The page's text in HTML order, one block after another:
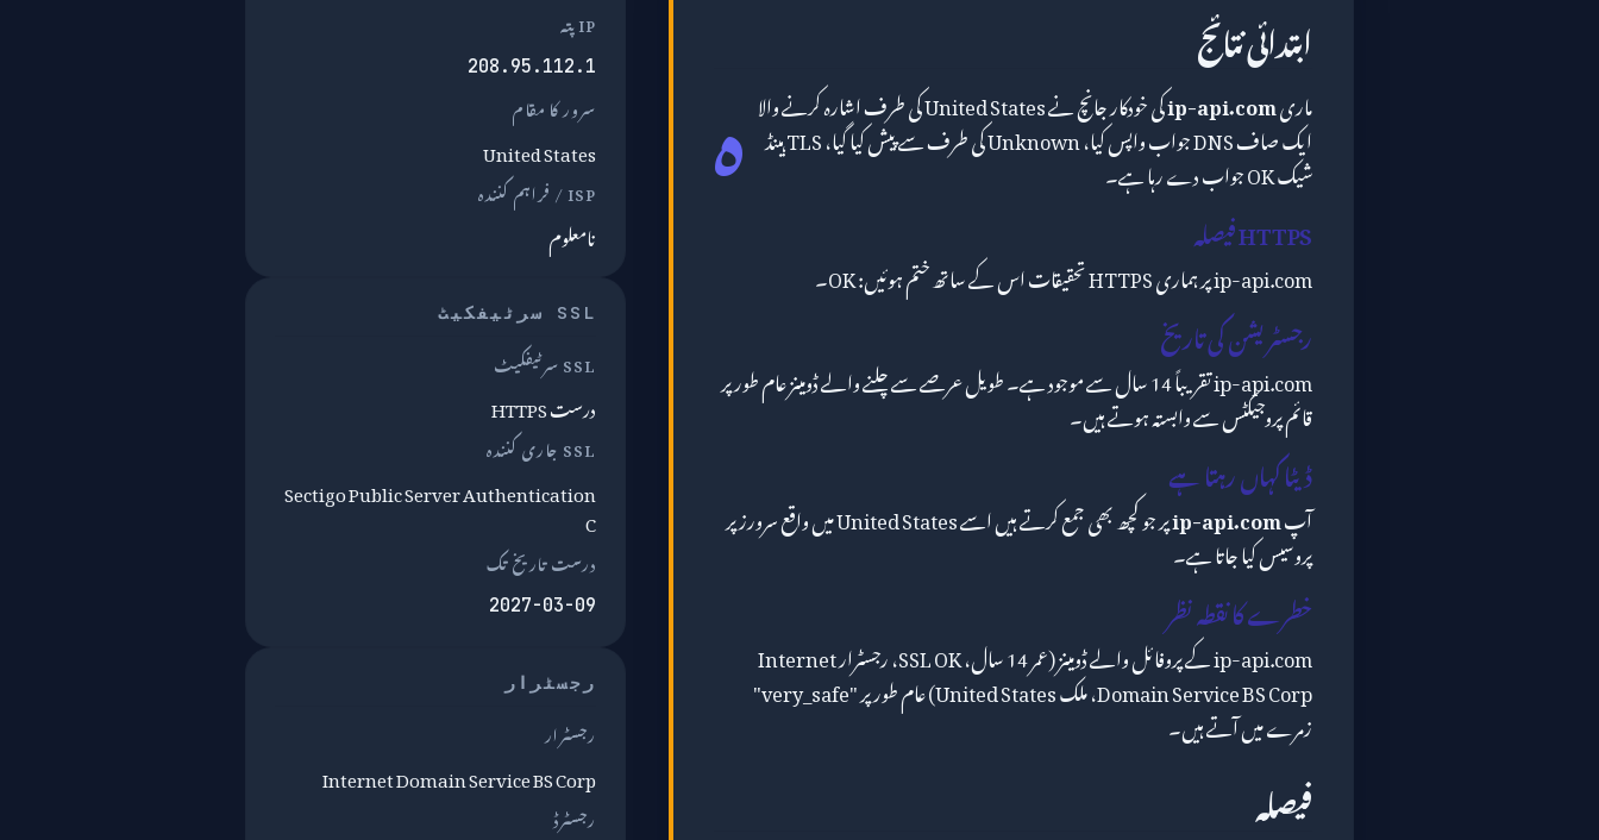
ابتدائی نتائج ہ ماریip-api.com کی خودکار جانچ نے United States کی طرف اشارہ کرنے والا
ایک صاف DNS جواب واپس کیا، Unknown کی طرف سے پیش کیا گیا، TLS ہینڈ
شیک OK جواب دے رہا ہے۔
HTTPS فیصلہ
ip-api.com پر ہماری HTTPS تحقیقات اس کے ساتھ ختم ہوئیں: OK۔
رجسٹریشن کی تاریخ
ip-api.com تقریباً 14 سال سے موجود ہے۔ طویل عرصے سے چلنے والے ڈومینز عام طور پر
قائم پروجیکٹس سے وابستہ ہوتے ہیں۔
ڈیٹا کہاں رہتا ہے
آپip-api.com پر جو کچھ بھی جمع کرتے ہیں اسے United States میں واقع سرورز پر
پروسیس کیا جاتا ہے۔
خطرے کا نقطہ نظر
ip-api.com کے پروفائل والے ڈومینز (عمر 14 سال، SSL OK، رجسٹرار Internet
Domain Service BS Corp، ملک United States) عام طور پر "very_safe"
زمرے میں آتے ہیں۔
فیصلہ
IP پتہ
208.95.112.1
سرور کا مقام
United States
ISP / فراہم کنندہ
نامعلوم
SSL سرٹیفکیٹ
SSL سرٹیفکیٹ
درست HTTPS
SSL جاری کنندہ
Sectigo Public Server Authentication
C
درست تاریخ تک
2027-03-09
رجسٹرار
رجسٹرار
Internet Domain Service BS Corp
رجسٹرڈ